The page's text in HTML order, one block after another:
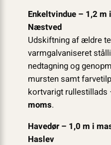
Enkeltvindue – 1,2
Næstved
Udskiftning af ældre
varmgalvaniseret
nedtagning og
mursten samt
kortvarigt rullestillads
moms.
Havedør – 1,0 m i
Haslev